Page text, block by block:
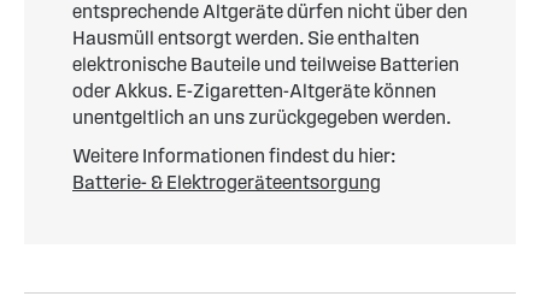
entsprechende Altgeräte dürfen nicht über den
Hausmüll entsorgt werden. Sie enthalten
elektronische Bauteile und teilweise Batterien
oder Akkus. E-Zigaretten-Altgeräte können
unentgeltlich an uns zurückgegeben werden.
Weitere Informationen findest du hier:
Batterie- & Elektrogeräteentsorgung